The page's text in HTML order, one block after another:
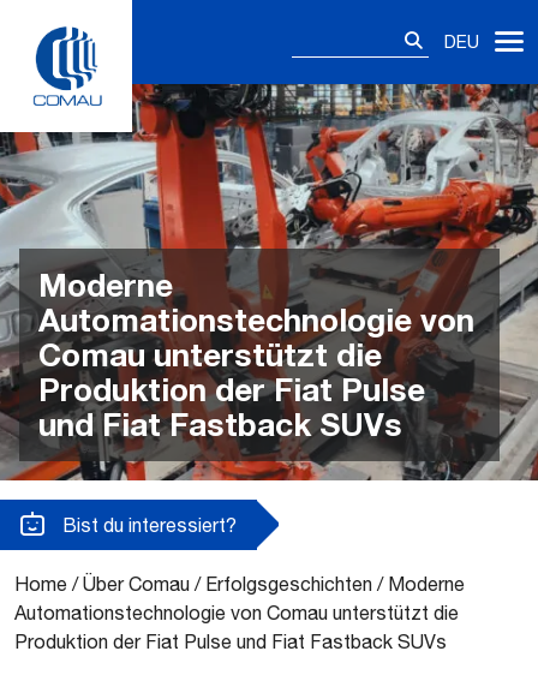
content
DEU
Moderne
Automationstechnologie von
Comau unterstützt die
Produktion der Fiat Pulse
und Fiat Fastback SUVs
Bist du interessiert?
Home /Über Comau / Erfolgsgeschichten / Moderne
Automationstechnologie von Comau unterstützt die
Produktion der Fiat Pulse und Fiat Fastback SUVs